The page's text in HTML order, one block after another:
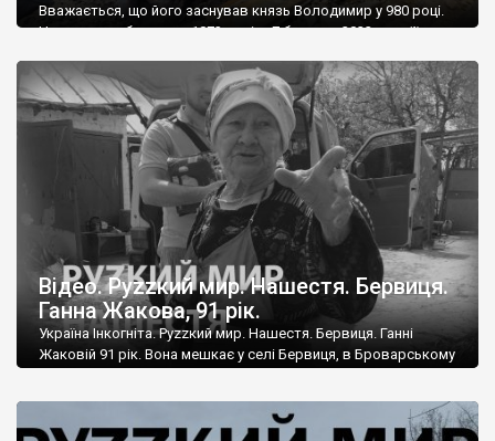
Вважається, що його заснував князь Володимир у 980 році.
Церкву тут збудували 1873 році, а 7 березня 2022 року її
підмурки та купа горілого заліза із даху.
Відео. Руzzкий мир. Нашестя. Бервиця.
Ганна Жакова, 91 рік.
Україна Інкогніта. Руzzкий мир. Нашестя. Бервиця. Ганні
Жаковій 91 рік. Вона мешкає у селі Бервиця, в Броварському